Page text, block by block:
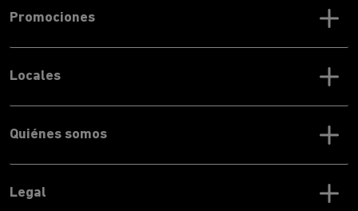
Promociones
Locales
Quiénes somos
Legal